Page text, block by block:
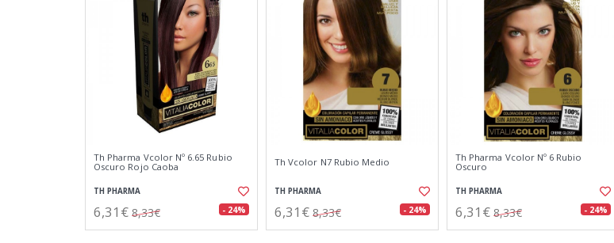
Th Pharma Vcolor Nº 6.65 Rubio
Oscuro Rojo Caoba
TH PHARMA
6,31€ 8,33€ - 24%
Th Vcolor N7 Rubio Medio
TH PHARMA
6,31€ 8,33€ - 24%
Th Pharma Vcolor Nº 6 Rubio
Oscuro
TH PHARMA
6,31€ 8,33€ - 24%